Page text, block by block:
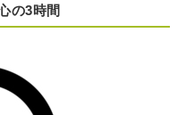
の3時間